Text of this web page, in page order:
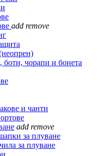
add remove
чорапи и бонета
и чанти
add remove
за плуване
за плуване